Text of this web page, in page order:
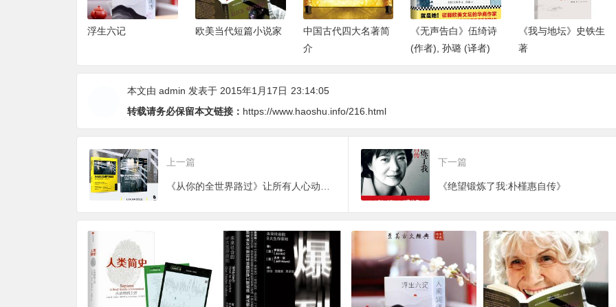
浮生六记 欧美当代短篇小说家
中国古代四大名著简
介
《无声告白》伍绮诗
(作者), 孙璐 (译者)
《我与地坛》史铁生
著
本文由 admin 发表于 2015年1月17日 23:14:05
转载请务必保留本文链接： https://www.haoshu.info/216.html
上一篇 下一篇
《绝望锻炼了我:朴槿惠自传》